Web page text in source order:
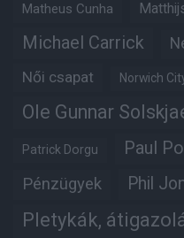
Matheus Cunha
Michael Carrick
Női csapat Norwich
Ole Gunnar
Patrick Dorgu Paul
Pénzügyek Phil
Pletykák,